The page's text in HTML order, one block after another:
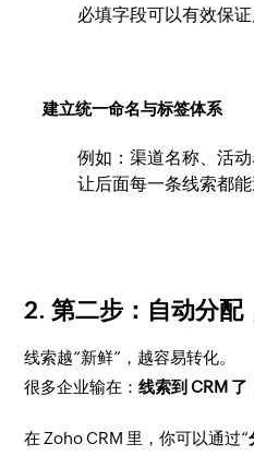
必填字段可以有效保
建立统一命名与标签体系
例如：渠道名称、活
让后面每一条线索都
2. 第二步：自动分配
线索越“新鲜”，越容易转化。
很多企业输在：线索到 CRM
在 Zoho CRM 里，你可以通过“